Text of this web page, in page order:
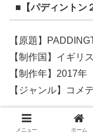
■【パディントン
【原題】
【制作国】イギリス
【制作年】2017年
【ジャンル】コメ
[su_button
メニュー ホーム